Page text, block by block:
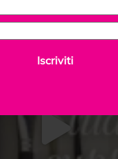
Iscriviti